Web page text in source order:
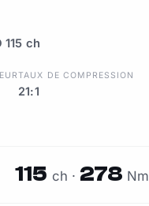
ch
TAUX DE COMPRESSION
21:1
115 ch · 278 Nm